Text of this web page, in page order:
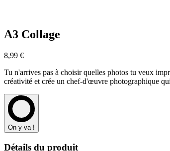
A3 Collage
8,99 €
Tu n'arrives pas à choisir quelles photos tu veux
créativité et crée un chef-d'œuvre photographique
On y va !
Détails du produit